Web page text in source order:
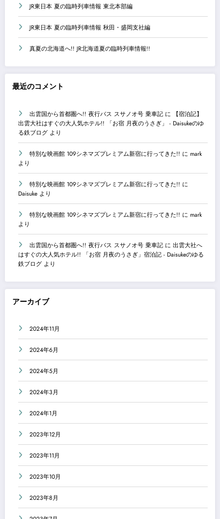
JR東日本 夏の臨時列車情報 東北本部編
JR東日本 夏の臨時列車情報 秋田・盛岡支社編
真夏の北海道へ!! JR北海道夏の臨時列車情報!!
最近のコメント
出雲国から首都圏へ!! 夜行バス スサノオ号 乗車記 に
【宿泊記】
出雲大社はすぐの大人気ホテル!! 「お宿 月夜のうさぎ」 - Daisukeのゆ
る鉄ブログ より
特別な映画館 109シネマズプレミアム新宿に行ってきた!! に mark
より
特別な映画館 109シネマズプレミアム新宿に行ってきた!! に
Daisuke より
特別な映画館 109シネマズプレミアム新宿に行ってきた!! に mark
より
出雲国から首都圏へ!! 夜行バス スサノオ号 乗車記 に 出雲大社へ
はすぐの大人気ホテル!! 「お宿 月夜のうさぎ」宿泊記 - Daisukeのゆる
鉄ブログ より
アーカイブ
2024年11月
2024年6月
2024年5月
2024年3月
2024年1月
2023年12月
2023年11月
2023年10月
2023年8月